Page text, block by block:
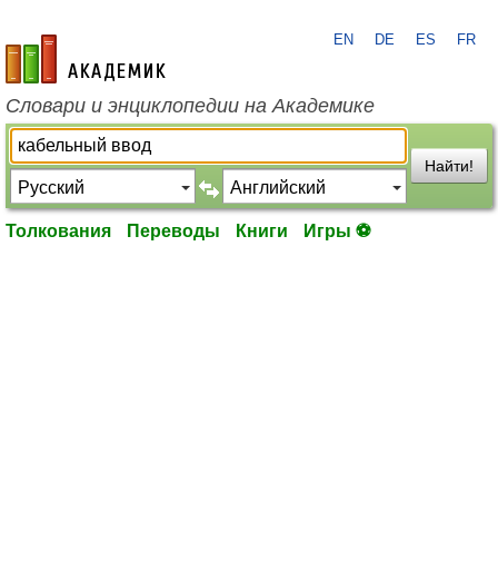
academic.ru
EN DE ES FR
Словари и энциклопедии на Академике
Найти!
Толкования Переводы Книги Игры ⚽